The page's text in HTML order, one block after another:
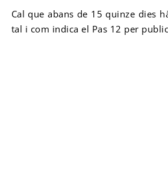
Cal que abans de 15 quinze dies
tal i com indica el Pas 12 per